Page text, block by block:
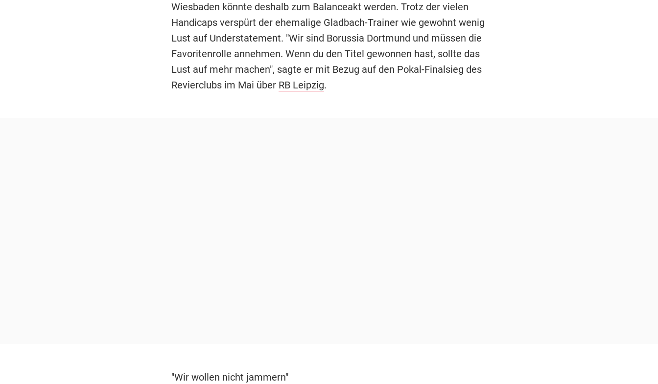
Wiesbaden könnte deshalb zum Balanceakt werden. Trotz der vielen
Handicaps verspürt der ehemalige Gladbach-Trainer wie gewohnt wenig
Lust auf Understatement. "Wir sind Borussia Dortmund und müssen die
Favoritenrolle annehmen. Wenn du den Titel gewonnen hast, sollte das
Lust auf mehr machen", sagte er mit Bezug auf den Pokal-Finalsieg des
Revierclubs im Mai über RB Leipzig.
"Wir wollen nicht jammern"